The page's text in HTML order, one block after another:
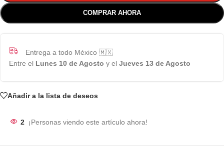
COMPRAR AHORA
Entrega a todo México 🇲🇽
Entre el Lunes 10 de Agosto y el Jueves 13 de Agosto
Añadir a la lista de deseos
2 ¡Personas viendo este artículo ahora!